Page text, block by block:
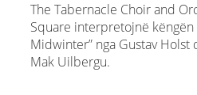
The Tabernacle Choir and
Square interpretojnë këngën
Midwinter” nga Gustav Holst
Mak Uilbergu.